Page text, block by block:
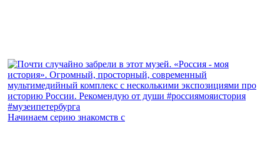
Начинаем серию знакомств с